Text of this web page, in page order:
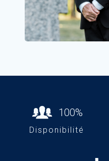
100%
Disponibilité